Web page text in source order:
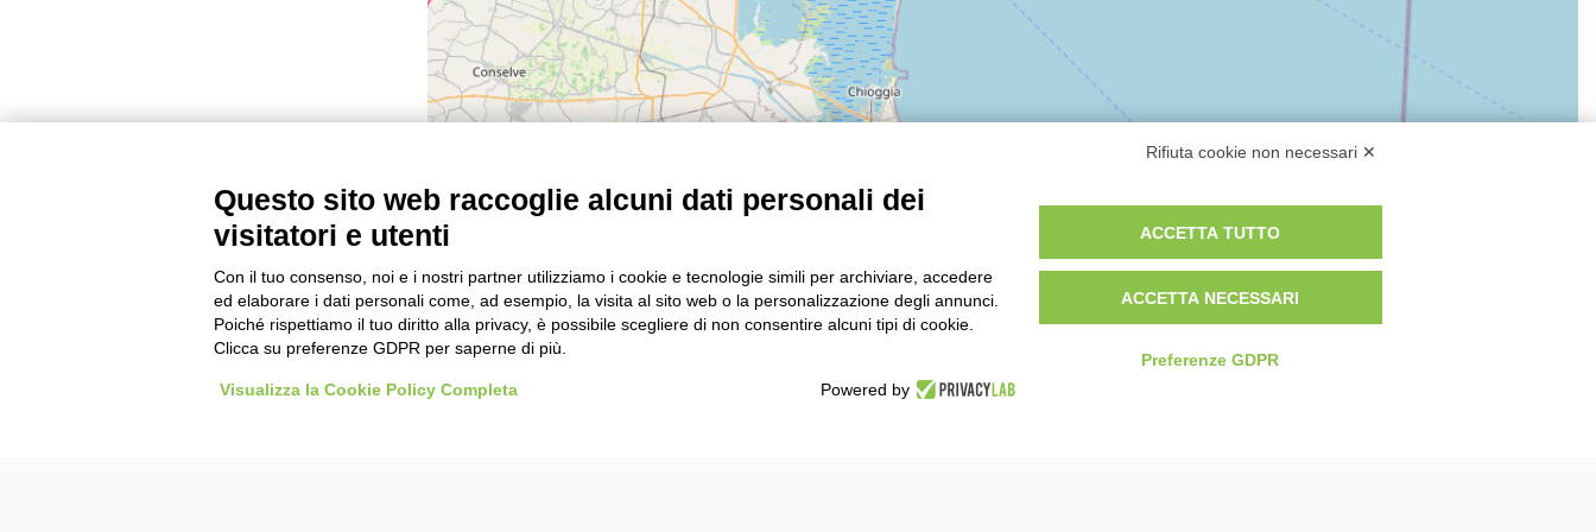
Leaflet| Imagery GIScience Research Group | Map data © OpenStreetMap contributors
Agenzie Viaggiare da Soci: la tua agenzia viaggio con offerte esclusive destinate ai soci coop e tantissime proposte e idee di viaggio.
Rifiuta cookie non necessari ✕
Questo sito web raccoglie alcuni dati personali dei
visitatori e utenti
Con il tuo consenso, noi e i nostri partner utilizziamo i cookie e tecnologie simili per archiviare, accedere
ed elaborare i dati personali come, ad esempio, la visita al sito web o la personalizzazione degli annunci.
Poiché rispettiamo il tuo diritto alla privacy, è possibile scegliere di non consentire alcuni tipi di cookie.
Clicca su preferenze GDPR per saperne di più.
Visualizza la Cookie Policy Completa Powered by
ACCETTA TUTTO
ACCETTA NECESSARI
Preferenze GDPR